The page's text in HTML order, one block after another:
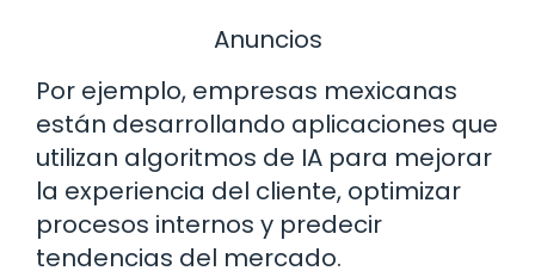
Anuncios
Por ejemplo, empresas mexicanas
están desarrollando aplicaciones que
utilizan algoritmos de IA para mejorar
la experiencia del cliente, optimizar
procesos internos y predecir
tendencias del mercado.